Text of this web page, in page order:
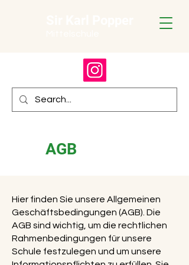
AGB
Hier finden Sie unsere Allgemeinen
Geschäftsbedingungen (AGB). Die
AGB sind wichtig, um die rechtlichen
Rahmenbedingungen für unsere
Schule festzulegen und um unsere